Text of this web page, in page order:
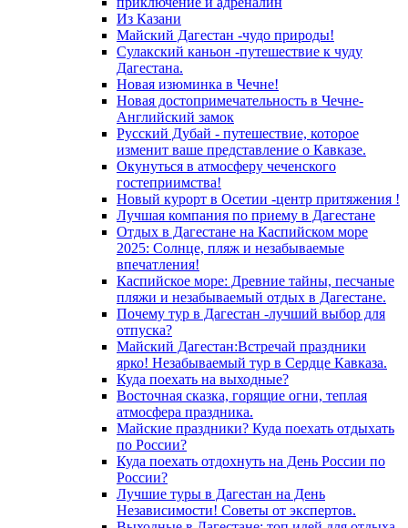
Из Казани
Майский Дагестан -чудо природы!
Сулакский каньон -путешествие к чуду
Дагестана.
Новая изюминка в Чечне!
Новая достопримечательность в Чечне-
Английский замок
Русский Дубай - путешествие, которое
изменит ваше представление о Кавказе.
Окунуться в атмосферу чеченского
гостеприимства!
Новый курорт в Осетии -центр притяжения !
Лучшая компания по приему в Дагестане
Отдых в Дагестане на Каспийском море
2025: Солнце, пляж и незабываемые
впечатления!
Каспийское море: Древние тайны, песчаные
пляжи и незабываемый отдых в Дагестане.
Почему тур в Дагестан -лучший выбор для
отпуска?
Майский Дагестан:Встречай праздники
ярко! Незабываемый тур в Сердце Кавказа.
Куда поехать на выходные?
Восточная сказка, горящие огни, теплая
атмосфера праздника.
Майские праздники? Куда поехать отдыхать
по России?
Куда поехать отдохнуть на День России по
России?
Лучшие туры в Дагестан на День
Независимости! Советы от экспертов.